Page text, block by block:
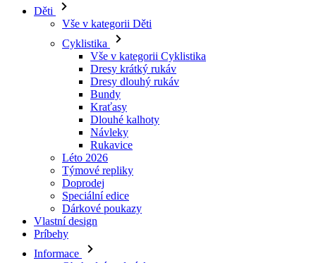
Dresy dlouhý rukáv
Bundy
Kraťasy
Dlouhé kalhoty
Návleky
Rukavice
Léto 2026
Týmové repliky
Doprodej
Speciální edice
Dárkové poukazy
Vlastní design
Príbehy
Informace
Obchodní podmínky
Informace o zpracovávání osobních údajů
Reklamační podmínky
Ochrana soukromí - cookies
O nás